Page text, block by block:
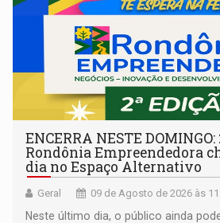
ENCERRA NESTE DOMINGO:
Rondônia Empreendedora
dia no Espaço Alternativo
Geral 09 de Agosto de 2026 às
Neste último dia, o público ainda